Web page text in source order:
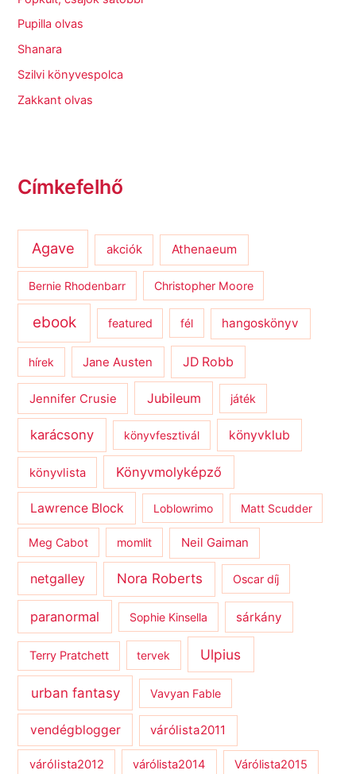
Pupilla olvas
Shanara
Szilvi könyvespolca
Zakkant olvas
Címkefelhő
Agave akciók Athenaeum
Bernie Rhodenbarr Christopher Moore
ebook featured fél hangoskönyv
hírek Jane Austen JD Robb
Jennifer Crusie Jubileum játék
karácsony könyvfesztivál könyvklub
könyvlista Könyvmolyképző
Lawrence Block Loblowrimo Matt Scudder
Meg Cabot momlit Neil Gaiman
netgalley Nora Roberts Oscar díj
paranormal Sophie Kinsella sárkány
Terry Pratchett tervek Ulpius
urban fantasy Vavyan Fable
vendégblogger várólista2011
várólista2012 várólista2014 Várólista2015